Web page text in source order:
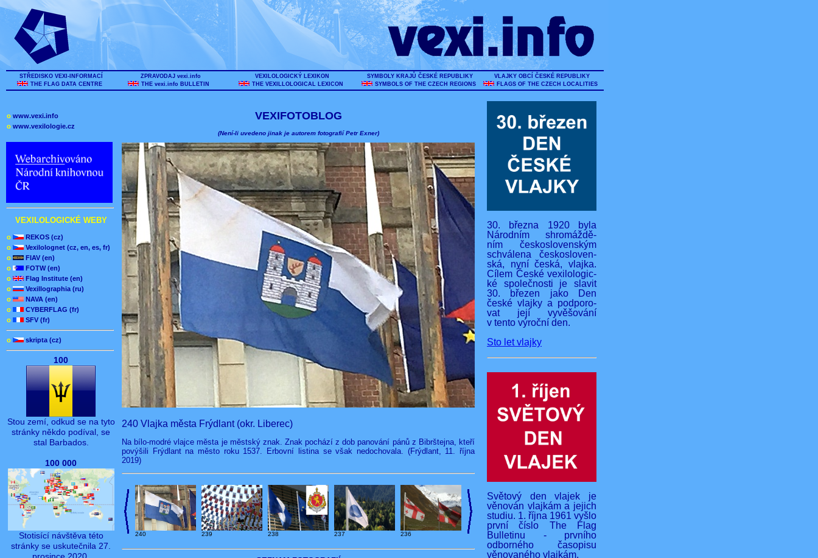
STŘEDISKO VEXI-INFORMACÍ
THE FLAG DATA CENTRE
ZPRAVODAJ vexi.info
THE vexi.info BULLETIN
VEXILOLOGICKÝ LEXIKON
THE VEXILLOLOGICAL LEXICON
SYMBOLY KRAJŮ ČESKÉ REPUBLIKY
SYMBOLS OF THE CZECH REGIONS
VLAJKY OBCÍ ČESKÉ REPUBLIKY
FLAGS OF THE CZECH LOCALITIES
o www.vexi.info
o www.vexilologie.cz
VEXILOLOGICKÉ WEBY
o
REKOS (cz)
o
Vexilolognet (cz, en, es, fr)
o
FIAV (en)
o
FOTW (en)
o
Flag Institute (en)
o
Vexillographia (ru)
o
NAVA (en)
o
CYBERFLAG (fr)
o
SFV (fr)
o skripta (cz)
100
Stou zemí, odkud se na tyto
stránky někdo podíval, se
stal Barbados.
100 000
Stotisící návštěva této
stránky se uskutečnila 27.
VEXIFOTOBLOG
(Není-li uvedeno jinak je autorem fotografií Petr Exner)
240 Vlajka města Frýdlant (okr. Liberec)
Na bílo-modré vlajce města je městský znak. Znak pochází z dob panování pánů z Bibrštejna, kteří
povýšili Frýdlant na město roku 1537. Erbovní listina se však nedochovala. (Frýdlant, 11. října
2019)
240 239 238 237 236
30. března 1920 byla
Národním shromáždě-
ním československým
schválena českosloven-
ská, nyní česká, vlajka.
Cílem České vexilologic-
ké společnosti je slavit
30. březen jako Den
české vlajky a podporo-
vat její vyvěšování
v tento výroční den.
Sto let vlajky
Světový den vlajek je
věnován vlajkám a jejich
studiu. 1. října 1961 vyšlo
první číslo The Flag
Bulletinu - prvního
odborného časopisu
věnovaného vlajkám.